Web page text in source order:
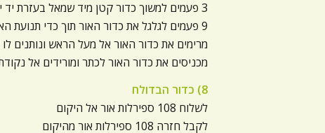
3 פעמים למשוך כדור קטן מיד שמאל בעזרת יד ימין. ולהחליף ידיים.
9 פעמים לגלגל את כדור האור תוך כדי תנועת האגן מצד לצד.
מרימים את כדור האור אל מעל הראש ונותנים
מכניסים את כדור האור לכתר ומורידים אל
8) כדור הבדולח
לשלוח 108 ספירלות אור אל היקום
לקבל חזרה 108 ספירלות אור מהיקום